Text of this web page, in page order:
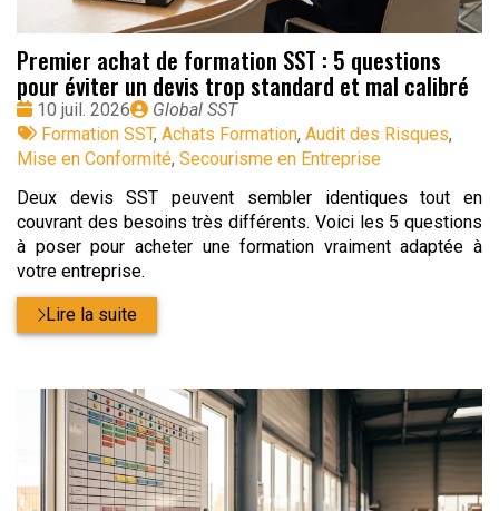
Premier achat de formation SST : 5 questions
pour éviter un devis trop standard et mal calibré
Date
:
10 juil. 2026
Publié
par
Global SST
Tags
:
Formation SST, Achats Formation, Audit des Risques,
Mise en Conformité, Secourisme en Entreprise
Deux devis SST peuvent sembler identiques tout en
couvrant des besoins très différents. Voici les 5 questions
à poser pour acheter une formation vraiment adaptée à
votre entreprise.
Lire la suite